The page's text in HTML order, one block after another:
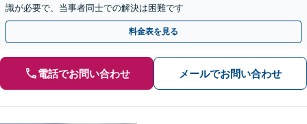
識が必要で、当事者同士での解決は困難です
料金表を見る
電話でお問い合わせ メールでお問い合わせ